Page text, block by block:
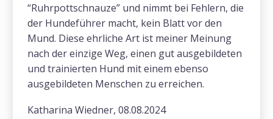
“Ruhrpottschnauze” und nimmt bei Fehlern, die
der Hundeführer macht, kein Blatt vor den
Mund. Diese ehrliche Art ist meiner Meinung
nach der einzige Weg, einen gut ausgebildeten
und trainierten Hund mit einem ebenso
ausgebildeten Menschen zu erreichen.
Katharina Wiedner, 08.08.2024